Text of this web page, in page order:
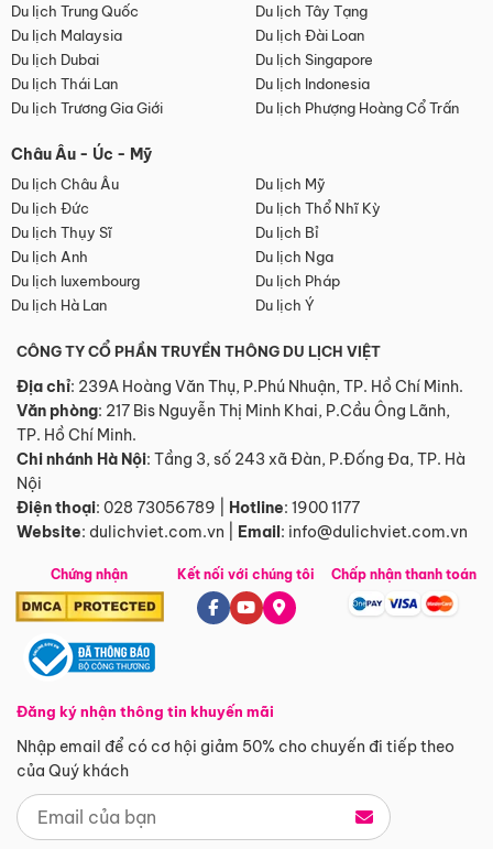
Du lịch Trung Quốc
Du lịch Tây Tạng
Du lịch Malaysia
Du lịch Đài Loan
Du lịch Dubai
Du lịch Singapore
Du lịch Thái Lan
Du lịch Indonesia
Du lịch Trương Gia Giới
Du lịch Phượng Hoàng Cổ Trấn
Châu Âu - Úc - Mỹ
Du lịch Châu Âu
Du lịch Mỹ
Du lịch Đức
Du lịch Thổ Nhĩ Kỳ
Du lịch Thụy Sĩ
Du lịch Bỉ
Du lịch Anh
Du lịch Nga
Du lịch luxembourg
Du lịch Pháp
Du lịch Hà Lan
Du lịch Ý
CÔNG TY CỔ PHẦN TRUYỀN THÔNG DU LỊCH VIỆT
Địa chỉ: 239A Hoàng Văn Thụ, P.Phú Nhuận, TP. Hồ Chí Minh.
Văn phòng: 217 Bis Nguyễn Thị Minh Khai, P.Cầu Ông Lãnh,
TP. Hồ Chí Minh.
Chi nhánh Hà Nội: Tầng 3, số 243 xã Đàn, P.Đống Đa, TP. Hà
Nội
Điện thoại: 028 73056789 Hotline: 1900 1177
Website: dulichviet.com.vn Email: info@dulichviet.com.vn
Chứng nhận
Đăng ký nhận thông tin khuyến mãi
Nhập email để có cơ hội giảm 50% cho chuyến đi tiếp theo
của Quý khách
Kết nối với chúng tôi Chấp nhận thanh toán